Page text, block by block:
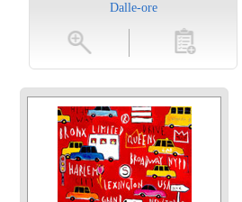
Dalle-ore
toevoegen